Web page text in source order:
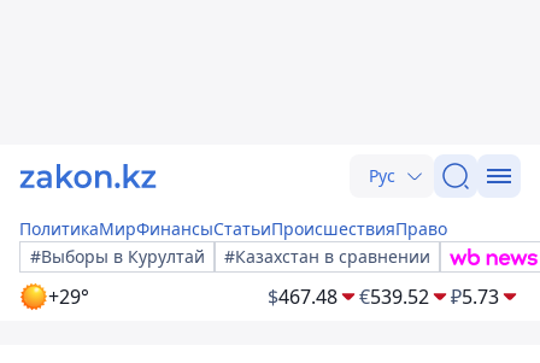
Рус
ПолитикаМирФинансыСтатьиПроисшествияПраво
#Выборы в Курултай
#Казахстан в сравнении
+29° $467.48 €539.52 ₽5.73